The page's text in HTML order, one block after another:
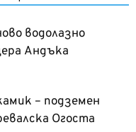
водолазно
Андъка
– подземен
Огоста